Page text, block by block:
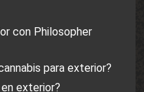
con Philosopher
para exterior?
exterior?